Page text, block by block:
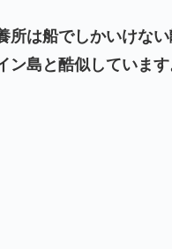
所は船でしかいけな
島と酷似しています